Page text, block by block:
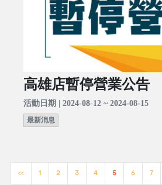
高雄店暫停營業公告
活動日期 | 2024-08-12 ~ 2024-08-15
最新消息
<< 1 2 3 4 5 6 7